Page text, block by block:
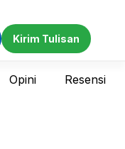
Kirim Tulisan
Opini Resensi